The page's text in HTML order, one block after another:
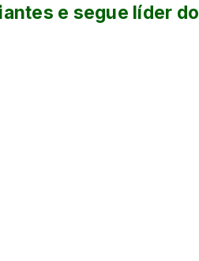
e segue líder do